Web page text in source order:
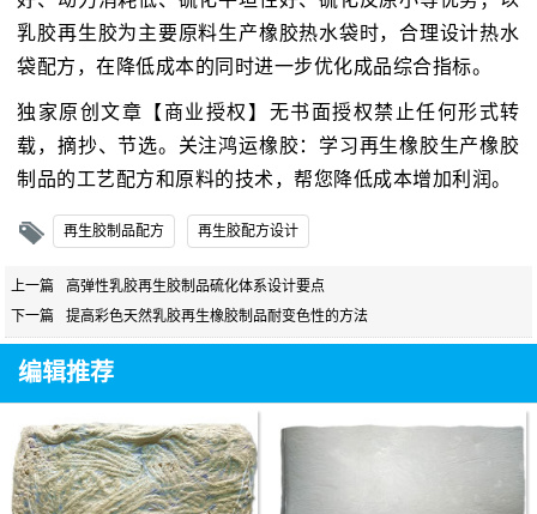
乳胶再生胶为主要原料生产橡胶热水袋时，合理设计热水
袋配方，在降低成本的同时进一步优化成品综合指标。
独家原创文章【商业授权】无书面授权禁止任何形式转
载，摘抄、节选。关注鸿运橡胶：学习再生橡胶生产橡胶
制品的工艺配方和原料的技术，帮您降低成本增加利润。
再生胶制品配方 再生胶配方设计
上一篇
高弹性乳胶再生胶制品硫化体系设计要点
下一篇
提高彩色天然乳胶再生橡胶制品耐变色性的方法
编辑推荐